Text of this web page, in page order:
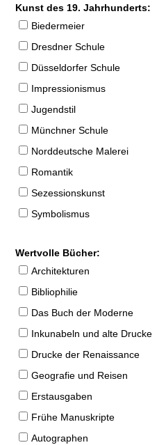
Kunst des 19. Jahrhunderts:
Biedermeier
Dresdner Schule
Düsseldorfer Schule
Impressionismus
Jugendstil
Münchner Schule
Norddeutsche Malerei
Romantik
Sezessionskunst
Symbolismus
Wertvolle Bücher:
Architekturen
Bibliophilie
Das Buch der Moderne
Inkunabeln und alte Drucke
Drucke der Renaissance
Geografie und Reisen
Erstausgaben
Frühe Manuskripte
Autographen